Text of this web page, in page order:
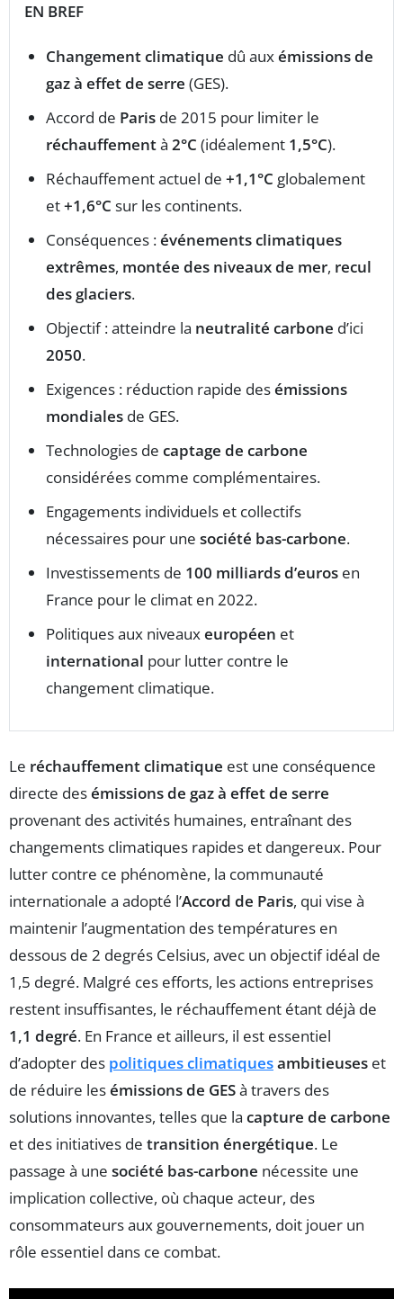
EN BREF
Changement climatique dû auxémissions de
gaz à effet de serre (GES).
Accord de Paris de 2015 pour limiter le
réchauffementà 2°C (idéalement 1,5°C).
Réchauffement actuel de +1,1°C globalement
et+1,6°C sur les continents.
Conséquences :événements climatiques
extrêmes, montée des niveaux de mer, recul
des glaciers.
Objectif : atteindre la neutralité carbone d’ici
2050.
Exigences : réduction rapide desémissions
mondiales de GES.
Technologies de captage de carbone
considérées comme complémentaires.
Engagements individuels et collectifs
nécessaires pour une société bas-carbone.
Investissements de 100 milliards d’euros en
France pour le climat en 2022.
Politiques aux niveauxeuropéen et
international pour lutter contre le
changement climatique.
Le réchauffement climatique est une conséquence
directe desémissions de gaz à effet de serre
provenant des activités humaines, entraînant des
changements climatiques rapides et dangereux. Pour
lutter contre ce phénomène, la communauté
internationale a adopté l’Accord de Paris, qui vise à
maintenir l’augmentation des températures en
dessous de 2 degrés Celsius, avec un objectif idéal de
1,5 degré. Malgré ces efforts, les actions entreprises
restent insuffisantes, le réchauffement étant déjà de
1,1 degré. En France et ailleurs, il est essentiel
d’adopter des politiques climatiquesambitieuses et
de réduire lesémissions de GESà travers des
solutions innovantes, telles que la capture de carbone
et des initiatives de transition énergétique. Le
passage à une société bas-carbone nécessite une
implication collective, où chaque acteur, des
consommateurs aux gouvernements, doit jouer un
rôle essentiel dans ce combat.